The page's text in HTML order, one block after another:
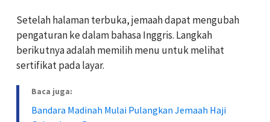
Setelah halaman terbuka, jemaah dapat mengubah
pengaturan ke dalam bahasa Inggris. Langkah
berikutnya adalah memilih menu untuk melihat
sertifikat pada layar.
Baca juga:
Bandara Madinah Mulai Pulangkan Jemaah Haji